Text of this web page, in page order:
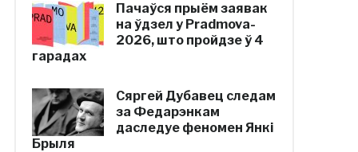
Пачаўся прыём заявак
на ўдзел у Pradmova-
2026, што пройдзе ў 4
гарадах
Сяргей Дубавец следам
за Федарэнкам
даследуе феномен Янкі
Брыля